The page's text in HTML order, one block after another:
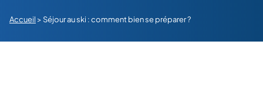
Accueil > Séjour au ski : comment bien se préparer ?